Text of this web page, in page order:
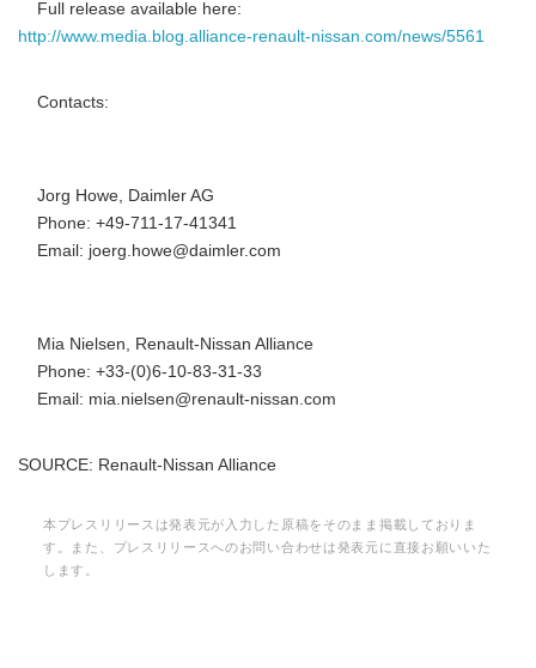
Full release available here:
http://www.media.blog.alliance-renault-nissan.com/news/5561
Contacts:
Jorg Howe, Daimler AG
Phone: +49-711-17-41341
Email: joerg.howe@daimler.com
Mia Nielsen, Renault-Nissan Alliance
Phone: +33-(0)6-10-83-31-33
Email: mia.nielsen@renault-nissan.com
SOURCE: Renault-Nissan Alliance
本プレスリリースは発表元が入力した原稿をそのまま掲載しておりま
す。また、プレスリリースへのお問い合わせは発表元に直接お願いいた
します。